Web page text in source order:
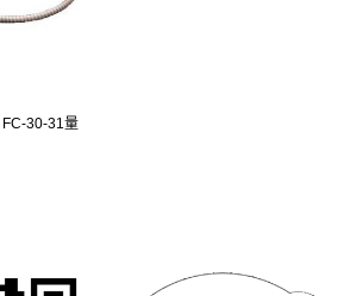
30-31量